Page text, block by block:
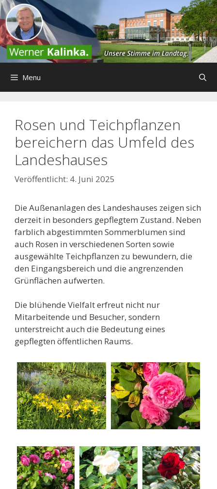
Zum
Inhalt
springen
Menu
Rosen und Teichpflanzen
bereichern das Umfeld des
Landeshauses
4. Juni 2025
Die Außenanlagen des Landeshauses zeigen sich
derzeit in besonders gepflegtem Zustand. Neben
farblich abgestimmten Sommerblumen sind
auch Rosen in verschiedenen Sorten sowie
ausgewählte Teichpflanzen zu bewundern, die
den Eingangsbereich und die angrenzenden
Grünflächen aufwerten.
Die blühende Vielfalt erfreut nicht nur
Mitarbeitende und Besucher, sondern
unterstreicht auch die Bedeutung eines
gepflegten öffentlichen Raums.